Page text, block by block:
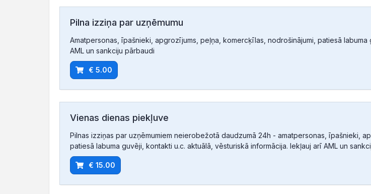
Pilna izziņa par uzņēmumu
Amatpersonas, īpašnieki, apgrozījums, peļņa, komercķīlas, nodrošinājumi, patiesā
AML un sankciju pārbaudi
€ 5.00
Vienas dienas piekļuve
Pilnas izziņas par uzņēmumiem neierobežotā daudzumā 24h - amatpersonas, īpašnieki,
patiesā labuma guvēji, kontakti u.c. aktuālā, vēsturiskā informācija. Iekļauj arī AML un
€ 15.00